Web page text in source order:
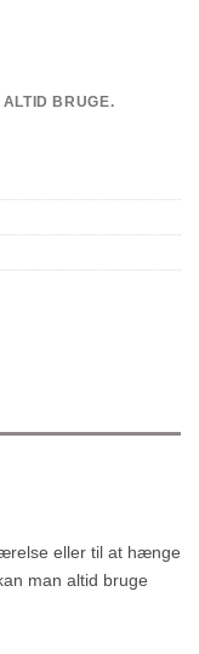
BRUGE.
eller til at hænge
man altid bruge